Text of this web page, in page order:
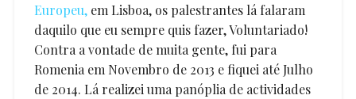
Europeu,em Lisboa, os palestrantes lá falaram
daquilo que eu sempre quis fazer, Voluntariado!
Contra a vontade de muita gente, fui para
Romenia em Novembro de 2013 e fiquei até Julho
de 2014. Lá realizei uma panóplia de actividades